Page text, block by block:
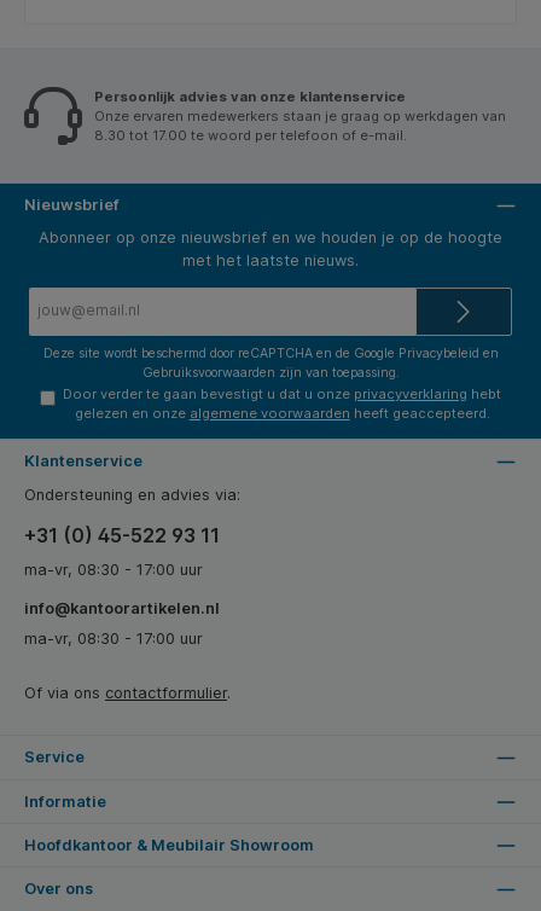
Persoonlijk advies van onze klantenservice
Onze ervaren medewerkers staan je graag op werkdagen van
8.30 tot 17.00 te woord per telefoon of e-mail.
Nieuwsbrief
Abonneer op onze nieuwsbrief en we houden je op de hoogte
met het laatste nieuws.
Deze site wordt beschermd door reCAPTCHA en de Google Privacybeleid en
Gebruiksvoorwaarden zijn van toepassing.
Door verder te gaan bevestigt u dat u onze privacyverklaring hebt
gelezen en onze algemene voorwaarden heeft geaccepteerd.
Klantenservice
Ondersteuning en advies via:
+31 (0) 45-522 93 11
ma-vr, 08:30 - 17:00 uur
info@kantoorartikelen.nl
ma-vr, 08:30 - 17:00 uur
Of via ons contactformulier.
Service
Informatie
Hoofdkantoor & Meubilair Showroom
Over ons